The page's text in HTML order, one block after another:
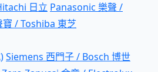
日立 Panasonic 樂聲 /
/ Toshiba 東芝
Siemens 西門子 / Bosch 博世